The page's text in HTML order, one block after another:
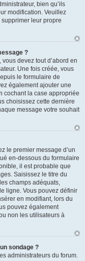
bien qu’ils
modification. Veuillez
leur propre
?
devez tout d’abord en
Une fois créée, vous
le formulaire de
également ajouter une
cochant la case appropriée
choisissez cette dernière
message votre souhait
le premier message d’un
en-dessous du formulaire
il est probable que
Saisissez le titre du
champs adéquats,
ligne. Vous pouvez définir
en modifiant, lors du
pouvez également
non les utilisateurs à
sondage ?
administrateurs du forum.